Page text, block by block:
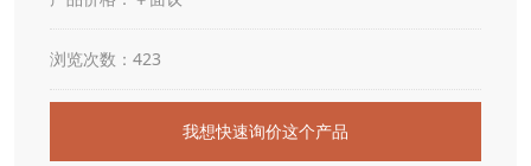
浏览次数：423
我想快速询价这个产品